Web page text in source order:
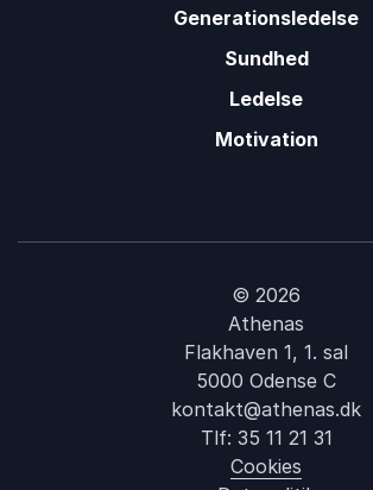
Generationsledelse
Sundhed
Ledelse
Motivation
© 2026
Athenas
Flakhaven 1, 1. sal
5000 Odense C
kontakt@athenas.dk
Tlf: 35 11 21 31
Cookies